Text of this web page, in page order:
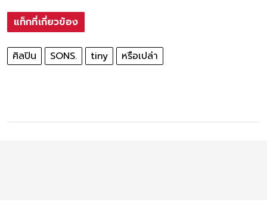
แท็กที่เกี่ยวข้อง
ศิลปิน SONS. tiny หรือเปล่า